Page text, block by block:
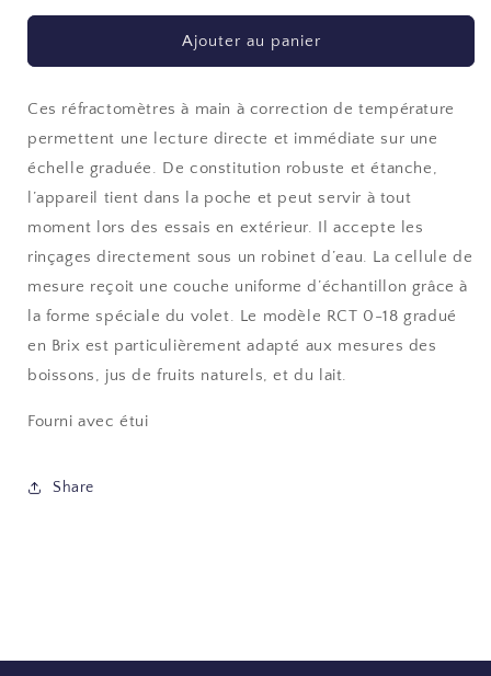
quantité
Réfractomètre
0-
18%
Brix
quantité
Réfractomètre
0-
18%
Ajouter au panier
Ces réfractomètres à main à correction de température
permettent une lecture directe et immédiate sur une
échelle graduée. De constitution robuste et étanche,
l’appareil tient dans la poche et peut servir à tout
moment lors des essais en extérieur. Il accepte les
rinçages directement sous un robinet d’eau. La cellule de
mesure reçoit une couche uniforme d’échantillon grâce à
la forme spéciale du volet. Le modèle RCT 0-18 gradué
en Brix est particulièrement adapté aux mesures des
boissons, jus de fruits naturels, et du lait.
Fourni avec étui
Share